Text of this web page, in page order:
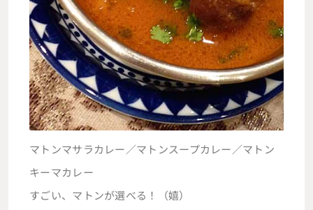
マトンマサラカレー／マトンスープカレー／マトン
キーマカレー
すごい、マトンが選べる！（嬉）